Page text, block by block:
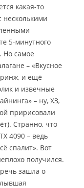
какая-то
несколькими
5-минутного
Но самое
– «Вкусное
и ещё
и извечные
– ну, ХЗ,
пририсовали
Странно, что
4090 – ведь
спалит». Вот
получился.
зашла о